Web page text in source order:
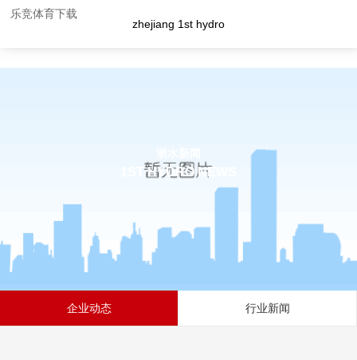
乐竞体育下载
zhejiang 1st hydro
1ST HYDRO NEWS
企业动态 行业新闻